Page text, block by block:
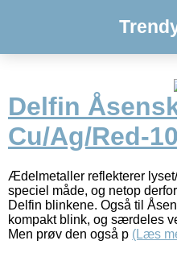
Delfin
Cu/Ag/Red-
Ædelmetaller reflekterer
speciel måde, og netop
Delfin blinkene. Også til
kompakt blink, og særdeles
Men prøv den også p (Læs